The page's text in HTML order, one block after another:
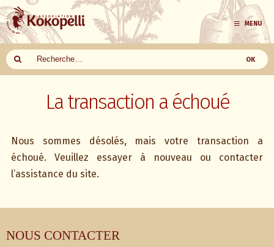
contenu
MENU
La transaction a échoué
Nous sommes désolés, mais votre transaction a
échoué. Veuillez essayer à nouveau ou contacter
l’assistance du site.
NOUS CONTACTER